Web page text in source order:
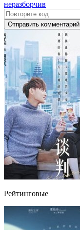
Отправить комментарий
Рейтинговые